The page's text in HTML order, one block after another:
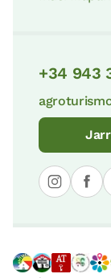
+34 943